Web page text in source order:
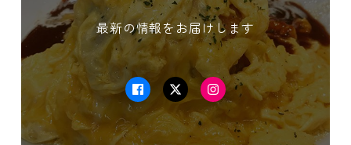
最新の情報をお届けします
FacebookTwitterInstagram